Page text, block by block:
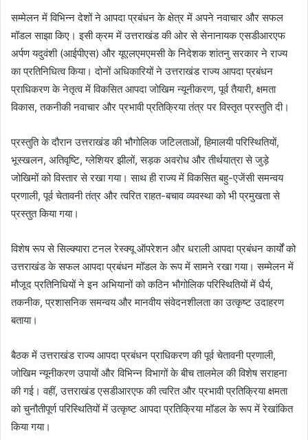
सम्मेलन में विभिन्न देशों ने आपदा प्रबंधन के क्षेत्र में अपने नवाचार और सफल
मॉडल साझा किए। इसी क्रम में उत्तराखंड की ओर से सेनानायक एसडीआरएफ
अर्पण यदुवंशी (आईपीएस) और यूएलएमएमसी के निदेशक शांतनु सरकार ने राज्य
का प्रतिनिधित्व किया। दोनों अधिकारियों ने उत्तराखंड राज्य आपदा प्रबंधन
प्राधिकरण के नेतृत्व में विकसित आपदा जोखिम न्यूनीकरण, पूर्व तैयारी, क्षमता
विकास, तकनीकी नवाचार और प्रभावी प्रतिक्रिया तंत्र पर विस्तृत प्रस्तुति दी।
प्रस्तुति के दौरान उत्तराखंड की भौगोलिक जटिलताओं, हिमालयी परिस्थितियों,
भूस्खलन, अतिवृष्टि, ग्लेशियर झीलों, सड़क अवरोध और तीर्थयात्रा से जुड़े
जोखिमों को विस्तार से रखा गया। साथ ही राज्य में विकसित बहु-एजेंसी समन्वय
प्रणाली, पूर्व चेतावनी तंत्र और त्वरित राहत-बचाव व्यवस्था को भी प्रमुखता से
प्रस्तुत किया गया।
विशेष रूप से सिल्क्यारा टनल रेस्क्यू ऑपरेशन और धराली आपदा प्रबंधन कार्यों को
उत्तराखंड के सफल आपदा प्रबंधन मॉडल के रूप में सामने रखा गया। सम्मेलन में
मौजूद प्रतिनिधियों ने इन अभियानों को कठिन भौगोलिक परिस्थितियों में धैर्य,
तकनीक, प्रशासनिक समन्वय और मानवीय संवेदनशीलता का उत्कृष्ट उदाहरण
बताया।
बैठक में उत्तराखंड राज्य आपदा प्रबंधन प्राधिकरण की पूर्व चेतावनी प्रणाली,
जोखिम न्यूनीकरण उपायों और विभिन्न विभागों के बीच तालमेल की विशेष सराहना
की गई। वहीं, उत्तराखंड एसडीआरएफ की त्वरित और प्रभावी प्रतिक्रिया क्षमता
को चुनौतीपूर्ण परिस्थितियों में उत्कृष्ट आपदा प्रतिक्रिया मॉडल के रूप में रेखांकित
किया गया।